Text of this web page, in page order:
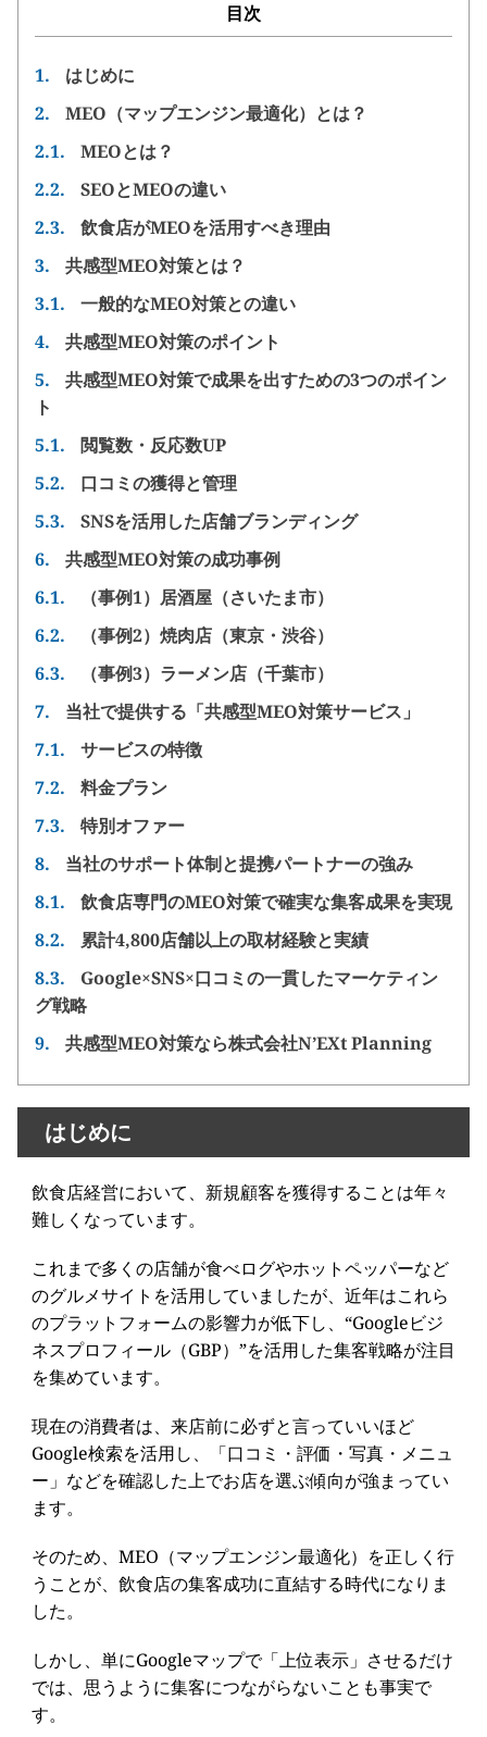
目次
1.
はじめに
2.
MEO（マップエンジン最適化）とは？
2.1.
MEOとは？
2.2.
SEOとMEOの違い
2.3.
飲食店がMEOを活用すべき理由
3.
共感型MEO対策とは？
3.1.
一般的なMEO対策との違い
4.
共感型MEO対策のポイント
5.
共感型MEO対策で成果を出すための3つのポイン
ト
5.1.
閲覧数・反応数UP
5.2.
口コミの獲得と管理
5.3.
SNSを活用した店舗ブランディング
6.
共感型MEO対策の成功事例
6.1.
（事例1）居酒屋（さいたま市）
6.2.
（事例2）焼肉店（東京・渋谷）
6.3.
（事例3）ラーメン店（千葉市）
7.
当社で提供する「共感型MEO対策サービス」
7.1.
サービスの特徴
7.2.
料金プラン
7.3.
特別オファー
8.
当社のサポート体制と提携パートナーの強み
8.1.
飲食店専門のMEO対策で確実な集客成果を実現
8.2.
累計4,800店舗以上の取材経験と実績
8.3.
Google×SNS×口コミの一貫したマーケティン
グ戦略
9.
共感型MEO対策なら株式会社N’EXt Planning
はじめに
飲食店経営において、新規顧客を獲得することは年々
難しくなっています。
これまで多くの店舗が食べログやホットペッパーなど
のグルメサイトを活用していましたが、近年はこれら
のプラットフォームの影響力が低下し、“Googleビジ
ネスプロフィール（GBP）”を活用した集客戦略が注目
を集めています。
現在の消費者は、来店前に必ずと言っていいほど
Google検索を活用し、「口コミ・評価・写真・メニュ
ー」などを確認した上でお店を選ぶ傾向が強まってい
ます。
そのため、MEO（マップエンジン最適化）を正しく行
うことが、飲食店の集客成功に直結する時代になりま
した。
しかし、単にGoogleマップで「上位表示」させるだけ
では、思うように集客につながらないことも事実で
す。